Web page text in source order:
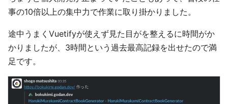
事の10倍以上の集中力で作業に取り掛かりました。
途中うまくVuetifyが使えず見た目がを整えるに時間がか
かりましたが、3時間という過去最高記録を出せたので満
足です。